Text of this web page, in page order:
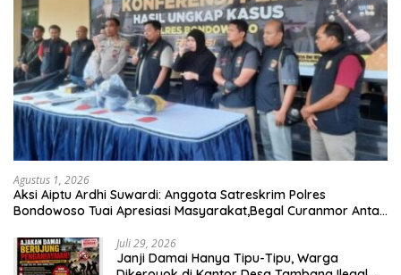
Agustus 1, 2026
Aksi Aiptu Ardhi Suwardi: Anggota Satreskrim Polres
Bondowoso Tuai Apresiasi Masyarakat,Begal Curanmor Antar
Juli 29, 2026
Janji Damai Hanya Tipu-Tipu, Warga